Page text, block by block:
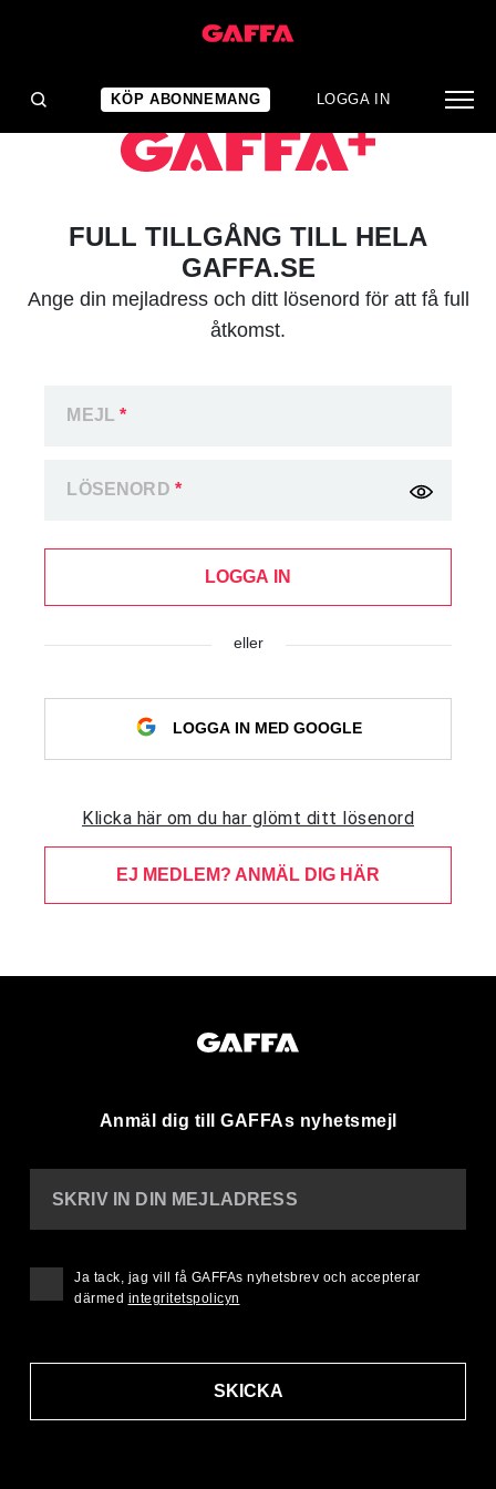
KÖP ABONNEMANG LOGGA IN
FULL TILLGÅNG TILL HELA
GAFFA.SE
Ange din mejladress och ditt lösenord för att få full
åtkomst.
MEJL*
LÖSENORD *
LOGGA IN
eller
LOGGA IN MED GOOGLE
Klicka här om du har glömt ditt lösenord
EJ MEDLEM? ANMÄL DIG HÄR
Anmäl dig till GAFFAs nyhetsmejl
SKRIV IN DIN MEJLADRESS
SKICKA
Ja tack, jag vill få GAFFAs nyhetsbrev och accepterar
därmed integritetspolicyn